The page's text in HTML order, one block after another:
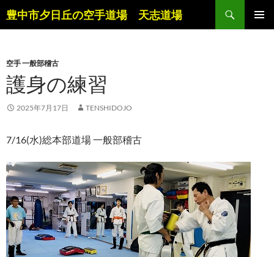
ン
ツ
へ
ス
キ
プ
豊中市夕日丘の空手道場 天志道場
検
索
空手 一般部稽古
護身の練習
2025年7月17日 TENSHIDOJO
7/16(水)総本部道場 一般部稽古